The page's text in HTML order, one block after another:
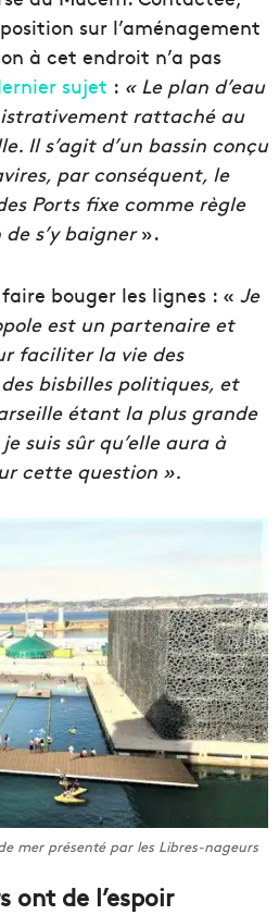
sur l’aménagement
à cet endroit n’a pas
sujet : « Le plan d’eau
rattaché au
Il s’agit d’un bassin conçu
par conséquent, le
Ports fixe comme règle
s’y baigner».
bouger les lignes : « Je
est un partenaire et
faciliter la vie des
bisbilles politiques, et
étant la plus grande
suis sûr qu’elle aura à
cette question ».
mer présenté par les Libres-nageurs
ont de l’espoir